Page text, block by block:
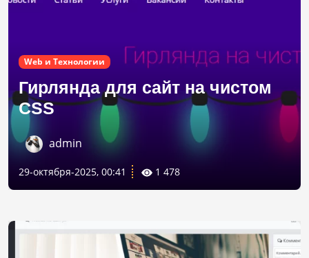
Web и Технологии
Гирлянда для сайт на чистом
CSS
admin
29-октября-2025, 00:41 1 478